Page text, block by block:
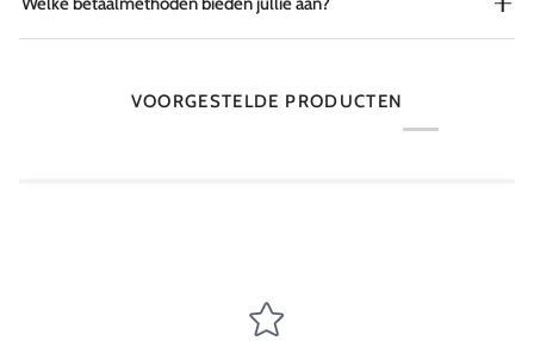
VOORGESTELDE PRODUCTEN